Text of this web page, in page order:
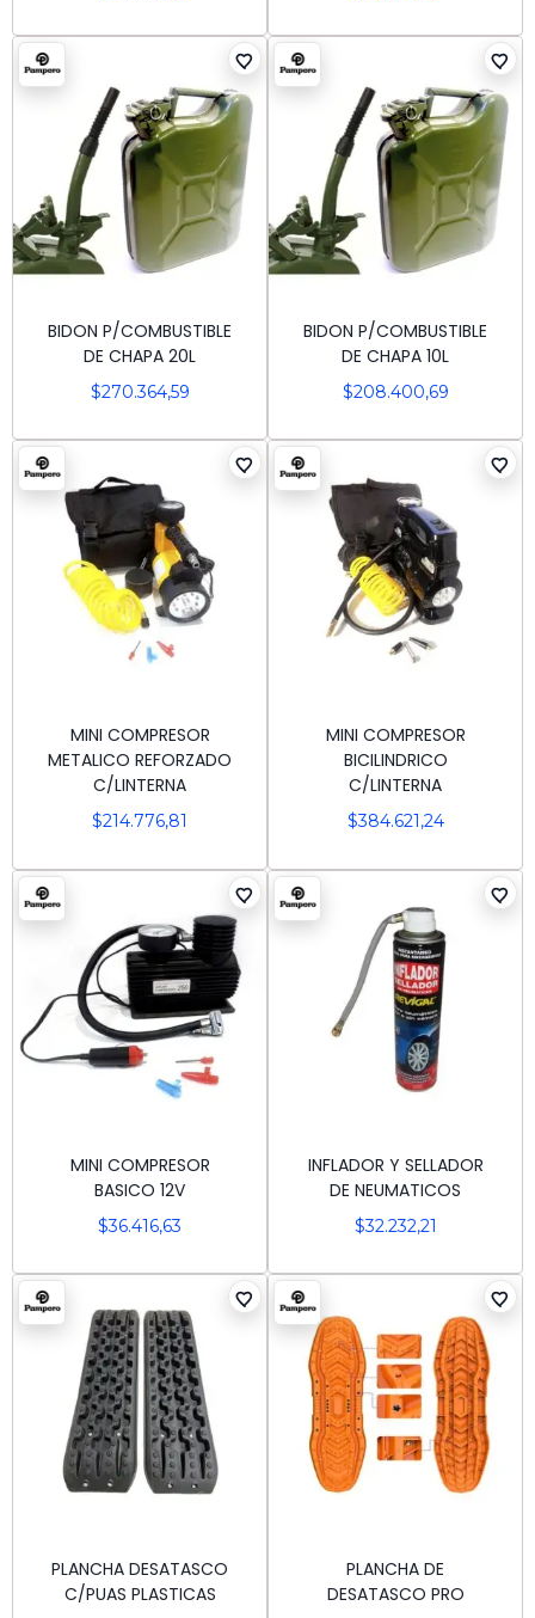
BIDON P/COMBUSTIBLE
DE CHAPA 20L
$270.364,59
BIDON P/COMBUSTIBLE
DE CHAPA 10L
$208.400,69
MINI COMPRESOR
METALICO REFORZADO
C/LINTERNA
$214.776,81
MINI COMPRESOR
BICILINDRICO
C/LINTERNA
$384.621,24
MINI COMPRESOR
BASICO 12V
$36.416,63
INFLADOR Y SELLADOR
DE NEUMATICOS
$32.232,21
PLANCHA DESATASCO
C/PUAS PLASTICAS
PLANCHA DE
DESATASCO PRO